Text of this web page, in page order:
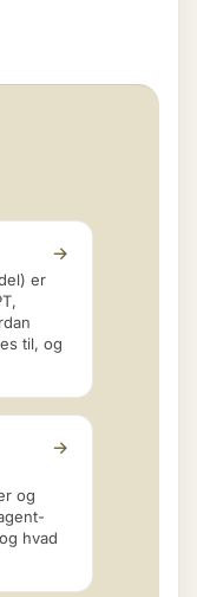
→
er
til, og
→
og
hvad